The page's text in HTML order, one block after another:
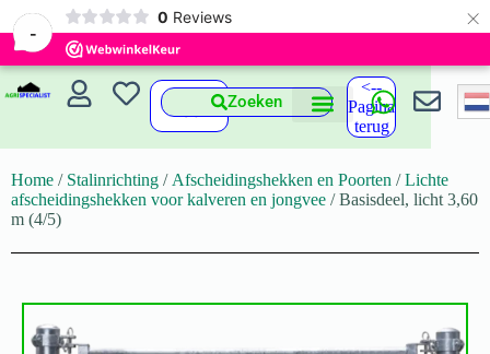
-
0 Reviews ×
Zoeken
<--
Pagina
terug
Home / Stalinrichting / Afscheidingshekken en Poorten /Lichte
afscheidingshekken voor kalveren en jongvee / Basisdeel, licht 3,60
m (4/5)